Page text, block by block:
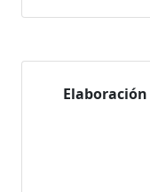
Elaboración